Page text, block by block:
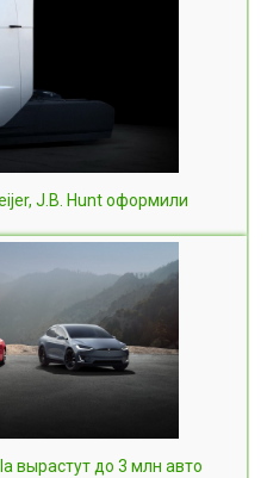
J.B. Hunt оформили
вырастут до 3 млн авто